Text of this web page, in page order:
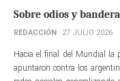
Sobre odios y
REDACCIÓN 27 JULIO 2026
Hacia el final del Mundial la
apuntaron contra los